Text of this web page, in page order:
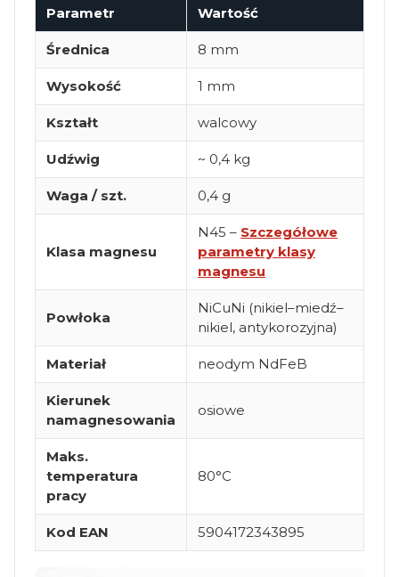
Parametr Wartość
Średnica 8 mm
Wysokość 1 mm
Kształt walcowy
Udźwig ~ 0,4 kg
Waga / szt. 0,4 g
Klasa magnesu
N45 – Szczegółowe
parametry klasy
magnesu
Powłoka
NiCuNi (nikiel–miedź–
nikiel, antykorozyjna)
Materiał neodym NdFeB
Kierunek
namagnesowania
osiowe
Maks.
temperatura
pracy
80°C
Kod EAN 5904172343895